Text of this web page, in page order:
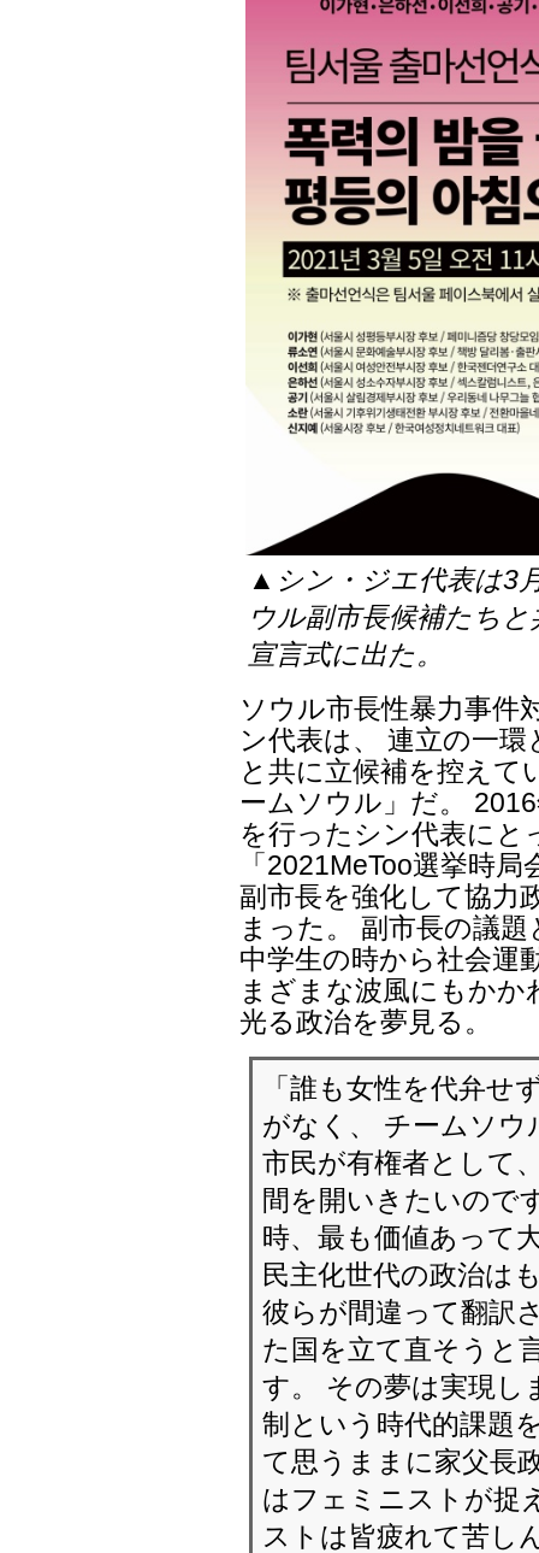
▲シン・ジエ代表は3
ウル副市長候補たち
宣言式に出た。
ソウル市長性暴力事件
ン代表は、 連立の一
と共に立候補を控えて
ームソウル」だ。
を行ったシン代表にと
「2021MeToo選挙時
副市長を強化して協力
まった。 副市長の議
中学生の時から社会運
まざまな波風にもか
光る政治を夢見る。
「誰も女性を代弁せ
がなく、 チームソ
市民が有権者として
間を開いきたいので
時、最も価値あって
民主化世代の政治は
彼らが間違って翻訳
た国を立て直そうと
す。 その夢は実現し
制という時代的課題
て思うままに家父長
はフェミニストが捉
ストは皆疲れて苦し